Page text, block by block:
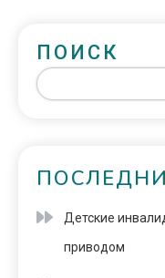
ПОИСК
Детские
приводом